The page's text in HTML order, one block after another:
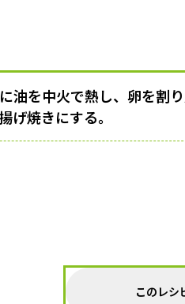
油を中火で熱し、卵を割
げ焼きにする。
このレシ